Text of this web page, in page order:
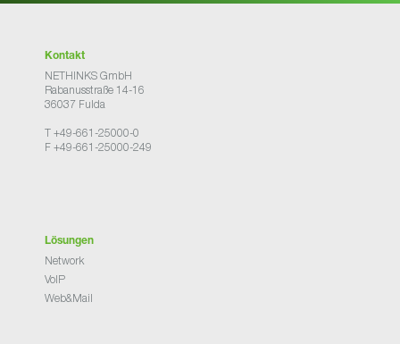
Kontakt
NETHINKS GmbH
Rabanusstraße 14-16
36037 Fulda
T +49-661-25000-0
F +49-661-25000-249
Lösungen
Network
VoIP
Web&Mail